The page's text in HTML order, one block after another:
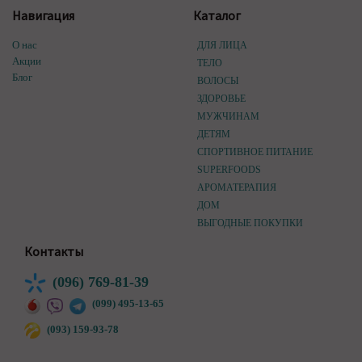
Навигация
О нас
Акции
Блог
Каталог
ДЛЯ ЛИЦА
ТЕЛО
ВОЛОСЫ
ЗДОРОВЬЕ
МУЖЧИНАМ
ДЕТЯМ
СПОРТИВНОЕ ПИТАНИЕ
SUPERFOODS
АРОМАТЕРАПИЯ
ДОМ
ВЫГОДНЫЕ ПОКУПКИ
Контакты
(096) 769-81-39
(099) 495-13-65
(093) 159-93-78